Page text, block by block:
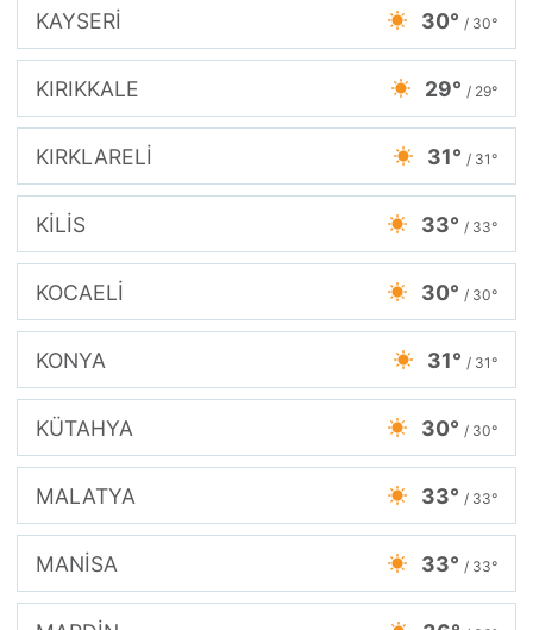
KAYSERİ 30° / 30°
KIRIKKALE 29° / 29°
KIRKLARELİ 31° / 31°
KİLİS 33° / 33°
KOCAELİ 30° / 30°
KONYA 31° / 31°
KÜTAHYA 30° / 30°
MALATYA 33° / 33°
MANİSA 33° / 33°